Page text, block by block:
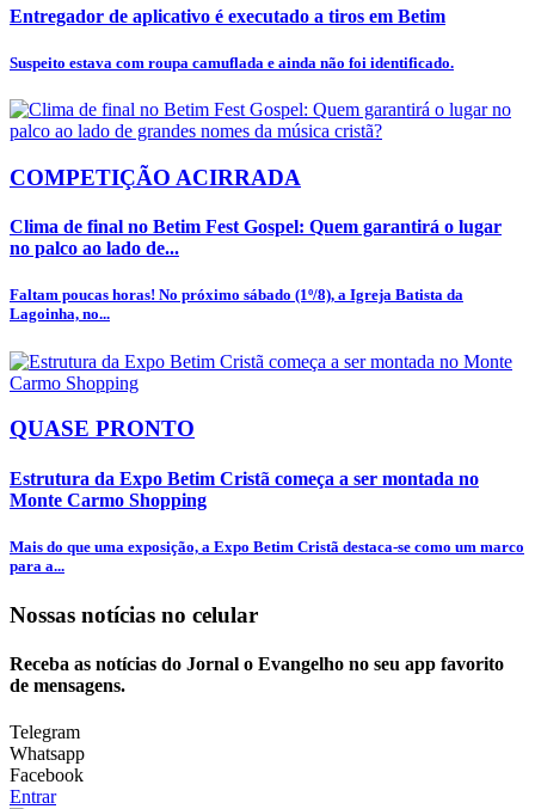
Entregador de aplicativo é executado a tiros em Betim
Suspeito estava com roupa camuflada e ainda não foi identificado.
COMPETIÇÃO ACIRRADA
Clima de final no Betim Fest Gospel: Quem garantirá o lugar
no palco ao lado de...
Faltam poucas horas! No próximo sábado (1º/8), a Igreja Batista da
Lagoinha, no...
QUASE PRONTO
Estrutura da Expo Betim Cristã começa a ser montada no
Monte Carmo Shopping
Mais do que uma exposição, a Expo Betim Cristã destaca-se como um marco
para a...
Nossas notícias no celular
Receba as notícias do Jornal o Evangelho no seu app favorito
de mensagens.
Telegram
Whatsapp
Facebook
Entrar